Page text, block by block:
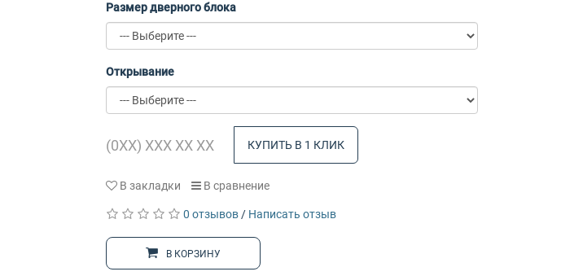
Размер дверного блока
Открывание
КУПИТЬ В 1 КЛИК
В закладки В сравнение
0 отзывов/ Написать отзыв
В КОРЗИНУ